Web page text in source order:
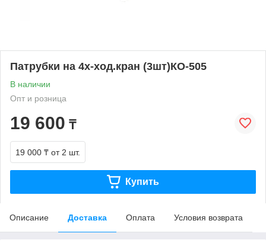
Патрубки на 4х-ход.кран (3шт)КО-505
В наличии
Опт и розница
19 600 ₸
19 000 ₸ от 2 шт.
Купить
Описание Доставка Оплата Условия возврата